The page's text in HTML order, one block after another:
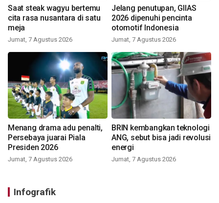
Saat steak wagyu bertemu
cita rasa nusantara di satu
meja
Jumat, 7 Agustus 2026
Jelang penutupan, GIIAS
2026 dipenuhi pencinta
otomotif Indonesia
Jumat, 7 Agustus 2026
Menang drama adu penalti,
Persebaya juarai Piala
Presiden 2026
Jumat, 7 Agustus 2026
BRIN kembangkan teknologi
ANG, sebut bisa jadi revolusi
energi
Jumat, 7 Agustus 2026
Infografik